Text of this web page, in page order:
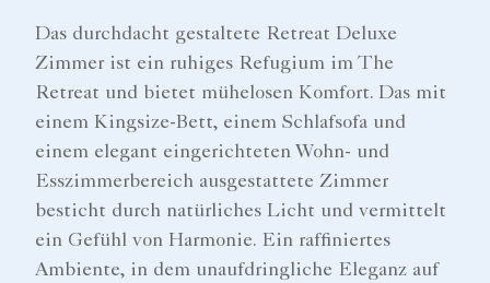
Das durchdacht gestaltete Retreat Deluxe
Zimmer ist ein ruhiges Refugium im The
Retreat und bietet mühelosen Komfort. Das mit
einem Kingsize-Bett, einem Schlafsofa und
einem elegant eingerichteten Wohn- und
Esszimmerbereich ausgestattete Zimmer
besticht durch natürliches Licht und vermittelt
ein Gefühl von Harmonie. Ein raffiniertes
Ambiente, in dem unaufdringliche Eleganz auf